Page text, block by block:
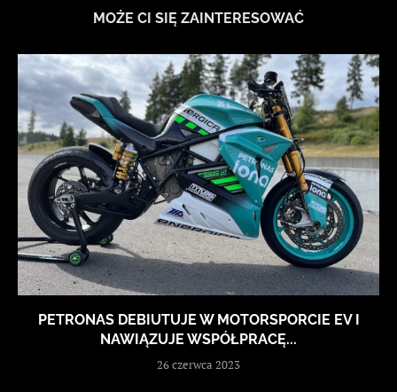
MOŻE CI SIĘ ZAINTERESOWAĆ
PETRONAS DEBIUTUJE W MOTORSPORCIE EV I
NAWIĄZUJE WSPÓŁPRACĘ...
26 czerwca 2023